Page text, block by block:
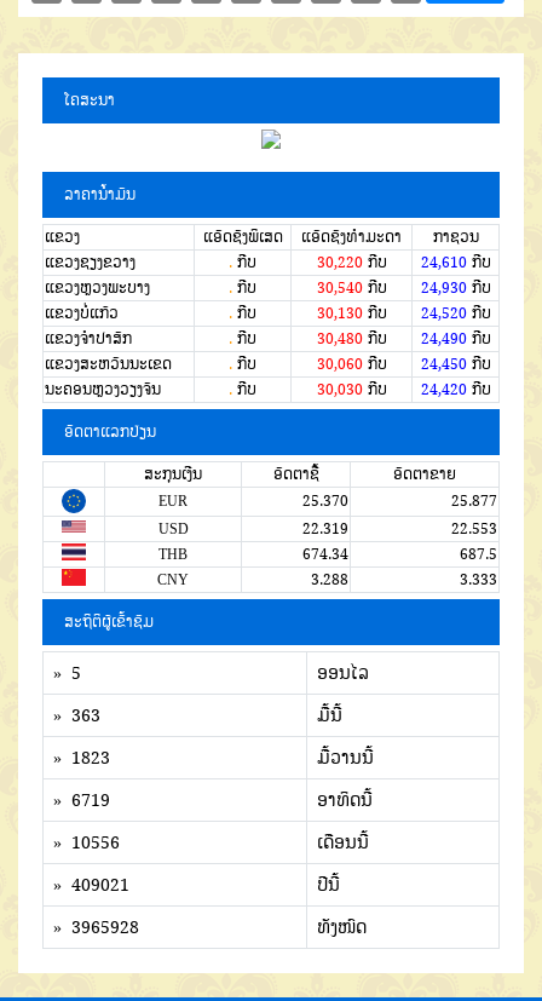
ໂຄສະນາ
ລາຄານໍ້າມັນ
ແຂວງ ແອັດຊັງພິເສດ ແອັດຊັງທຳມະດາ
ກາຊວນ
ແຂວງຊຽງຂວາງ
. ກີບ 30,220ກີບ 24,610ກີບ
ແຂວງຫຼວງພະບາງ
. ກີບ 30,540ກີບ 24,930ກີບ
ແຂວງບໍ່ແກ້ວ
. ກີບ 30,130ກີບ 24,520ກີບ
ແຂວງຈໍາປາສັກ
. ກີບ 30,480ກີບ 24,490ກີບ
ແຂວງສະຫວັນນະເຂດ
. ກີບ 30,060ກີບ 24,450ກີບ
ນະຄອນຫຼວງວຽງຈັນ
. ກີບ 30,030ກີບ 24,420ກີບ
ອັດຕາແລກປ່ຽນ
ສະກຸນເງີນ ອັດຕາຊື້
ອັດຕາຂາຍ
EUR
25.370
25.877
USD
22.319
22.553
THB
674.34
687.5
CNY
3.288 3.333
ສະຖິຕິຜູ້ເຂົ້າຊົມ
» 5
ອອນໄລ
» 363
ມື້ນີ້
» 1823
ມື້ວານນີ້
» 6719
ອາທິດນີ້
» 10556
ເດືອນນີ້
» 409021
ປີນີ້
» 3965928
ທັງໜົດ